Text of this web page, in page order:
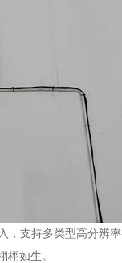
支持多类型高分辨
如生。